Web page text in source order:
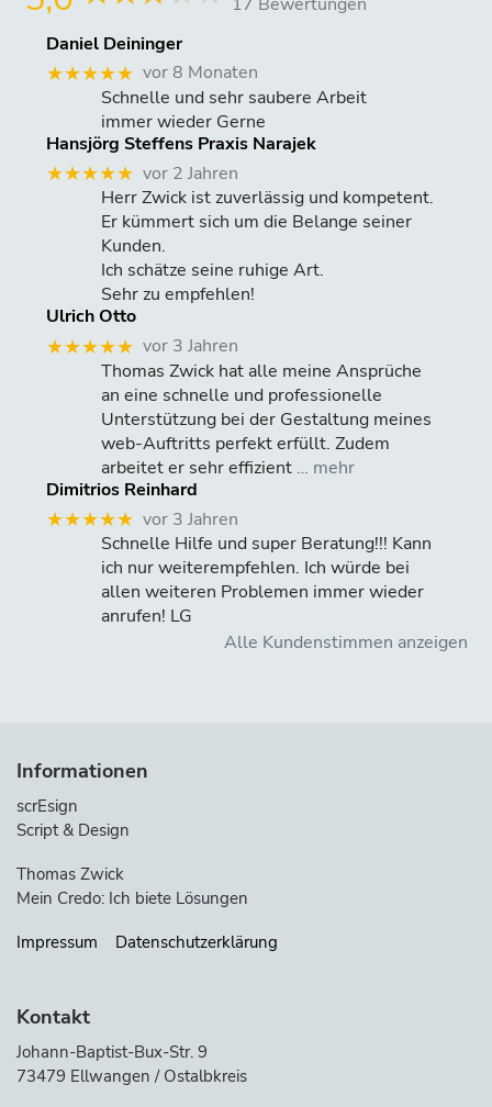
Daniel Deininger
★★★★★ vor 8 Monaten
Schnelle und sehr saubere Arbeit
immer wieder Gerne
Hansjörg Steffens Praxis Narajek
★★★★★ vor 2 Jahren
Herr Zwick ist zuverlässig und kompetent.
Er kümmert sich um die Belange seiner
Kunden.
Ich schätze seine ruhige Art.
Sehr zu empfehlen!
Ulrich Otto
★★★★★ vor 3 Jahren
Thomas Zwick hat alle meine Ansprüche
an eine schnelle und professionelle
Unterstützung bei der Gestaltung meines
web-Auftritts perfekt erfüllt. Zudem
arbeitet er sehr effizient … mehr
Dimitrios Reinhard
★★★★★ vor 3 Jahren
Schnelle Hilfe und super Beratung!!! Kann
ich nur weiterempfehlen. Ich würde bei
allen weiteren Problemen immer wieder
anrufen! LG
Alle Kundenstimmen anzeigen
Informationen
scrEsign
Script & Design
Thomas Zwick
Mein Credo: Ich biete Lösungen
Impressum
Datenschutzerklärung
Kontakt
Johann-Baptist-Bux-Str. 9
73479 Ellwangen / Ostalbkreis